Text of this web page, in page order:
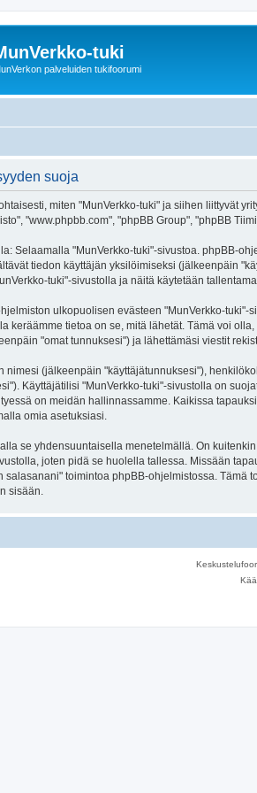
tuki
palveluiden tukifoorumi
suoja
miten "MunVerkko-tuki" ja siihen liittyvät
"www.phpbb.com", "phpBB Group", "phpBB
Selaamalla "MunVerkko-tuki"-sivustoa. phpBB-
tiedon käyttäjän yksilöimiseksi (jälkeenpäin
tuki"-sivustolla ja näitä käytetään
ulkopuolisen evästeen "MunVerkko-
keräämme tietoa on se, mitä lähetät. Tämä voi
"omat tunnuksesi") ja lähettämäsi viestit
nimesi (jälkeenpäin "käyttäjätunnuksesi"),
Käyttäjätilisi "MunVerkko-tuki"-sivustolla on
on meidän hallinnassamme. Kaikissa
omia asetuksiasi.
se yhdensuuntaisella menetelmällä. On
joten pidä se huolella tallessa. Missään
salasanani" toimintoa phpBB-ohjelmistossa.
sisään.